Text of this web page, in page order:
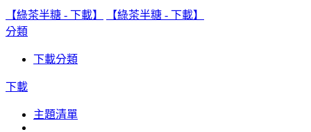
【綠茶半糖 - 下載】
【綠茶半糖 - 下載】
分類
下載分類
下載
主題清單